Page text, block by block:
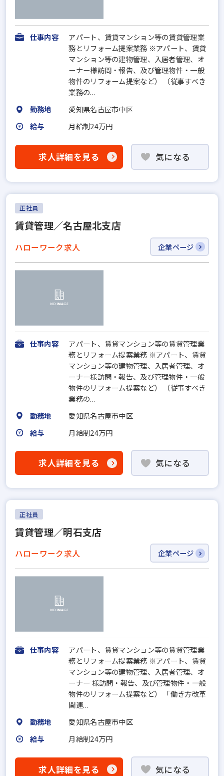
仕事内容
アパート、賃貸マンション等の賃貸管理業
務とリフォーム提案業務 ※アパート、賃貸
マンション等の建物管理、入居者管理、オ
ーナー様訪問・報告、及び管理物件・一般
物件のリフォーム提案など） （従事すべき
業務の...
勤務地
愛知県名古屋市中区
給与
月給制24万円
求人詳細を見る 気になる
正社員
賃貸管理／名古屋北支店
ハローワーク求人 企業ページ
仕事内容
アパート、賃貸マンション等の賃貸管理業
務とリフォーム提案業務 ※アパート、賃貸
マンション等の建物管理、入居者管理、オ
ーナー様訪問・報告、及び管理物件・一般
物件のリフォーム提案など） （従事すべき
業務の...
勤務地
愛知県名古屋市中区
給与
月給制24万円
求人詳細を見る 気になる
正社員
賃貸管理／明石支店
ハローワーク求人 企業ページ
仕事内容
アパート、賃貸マンション等の賃貸管理業
務とリフォーム提案業務 ※アパート、賃貸
マンション等の建物管理、入居者管理、オ
ーナー 様訪問・報告、及び管理物件・一般
物件のリフォーム提案など） 「働き方改革
関連...
勤務地
愛知県名古屋市中区
給与
月給制24万円
求人詳細を見る 気になる